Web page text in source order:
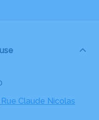
Rue Claude Nicolas